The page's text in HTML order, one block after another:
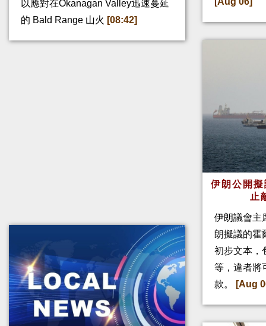
以應對在Okanagan Valley迅速蔓延
的 Bald Range 山火 [08:42]
伊朗公開
止
伊朗議會主
朗擬議的霍
初步文本，
等，違者將
款。
[Aug